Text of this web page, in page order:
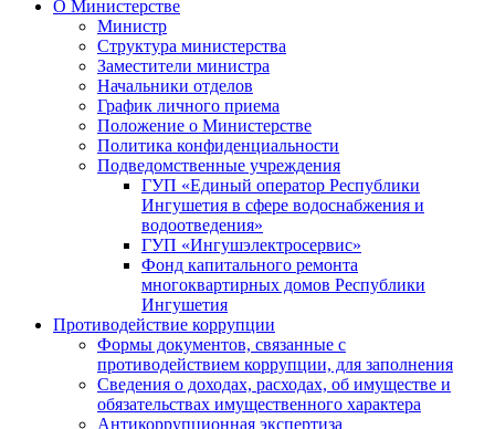
О Министерстве
Министр
Cтруктура министерства
Заместители министра
Начальники отделов
График личного приема
Положение о Министерстве
Политика конфиденциальности
Подведомственные учреждения
ГУП «Единый оператор Республики
Ингушетия в сфере водоснабжения и
водоотведения»
ГУП «Ингушэлектросервис»
Фонд капитального ремонта
многоквартирных домов Республики
Ингушетия
Противодействие коррупции
Формы документов, связанные с
противодействием коррупции, для заполнения
Сведения о доходах, расходах, об имуществе и
обязательствах имущественного характера
Антикоррупционная экспертиза